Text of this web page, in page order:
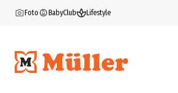
Foto BabyClub Lifestyle